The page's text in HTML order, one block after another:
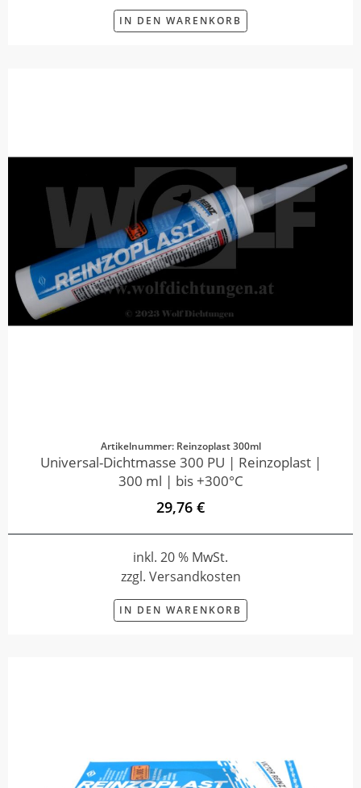
IN DEN WARENKORB
Artikelnummer: Reinzoplast 300ml
Universal-Dichtmasse 300 PU | Reinzoplast |
300 ml | bis +300°C
29,76 €
inkl. 20 % MwSt.
zzgl. Versandkosten
IN DEN WARENKORB